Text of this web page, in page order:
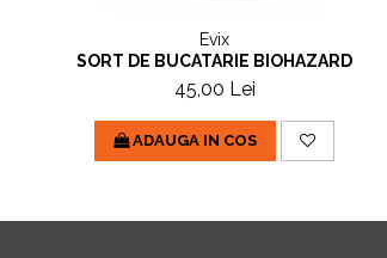
Evix
SORT DE BUCATARIE BIOHAZARD
45,00 Lei
ADAUGA IN COS